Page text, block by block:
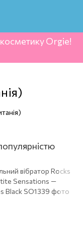
косметику Orgie!